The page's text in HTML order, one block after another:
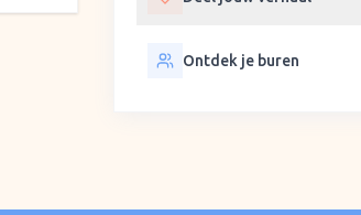
Ontdek je buren